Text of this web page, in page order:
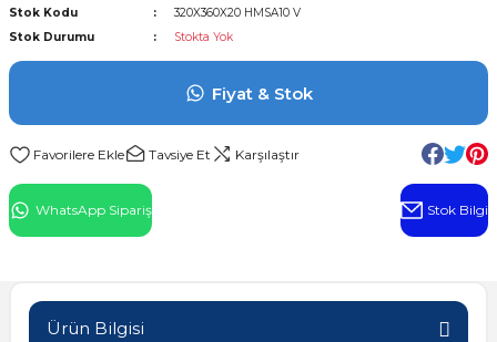
Stok Kodu
320X360X20 HMSA10 V
Stok Durumu
Stokta Yok
Fiyat & Stok
Tavsiye Et Karşılaştır
WhatsApp Sipariş Stok Bilgi
Ürün Bilgisi